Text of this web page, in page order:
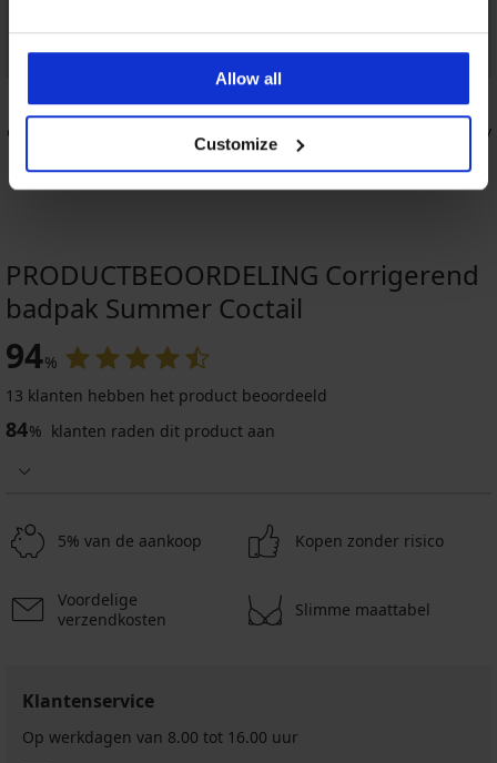
Allow all
Customize
48,49 €96,99 €
Bikini
PRODUCTBEOORDELING Corrigerend
badpak Summer Coctail
94%
13 klanten hebben het product beoordeeld
84% klanten raden dit product aan
5% van de aankoop Kopen zonder risico
Voordelige
verzendkosten
Slimme maattabel
Klantenservice
Op werkdagen van 8.00 tot 16.00 uur